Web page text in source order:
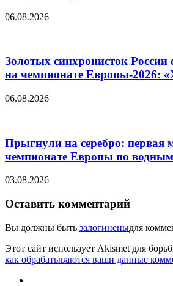
06.08.2026
Золотых синхронисток
на чемпионате Европы-2026:
06.08.2026
Прыгнули на серебро: первая
чемпионате Европы по
03.08.2026
Оставить комментарий
Вы должны быть залогиненыдля
Этот сайт использует Akismet для
как обрабатываются ваши данные